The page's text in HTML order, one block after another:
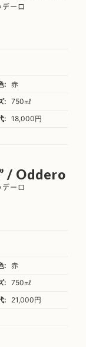
ーロ
:
赤
:
750㎖
:
18,000円
/ Oddero
ーロ
:
赤
:
750㎖
:
21,000円